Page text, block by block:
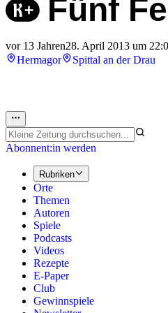
Fünf
vor 13 Jahren28. April 2013 um
Hermagor
Spittal an der Drau
Abonnent:in werden
Rubriken
Orte
Themen
Autoren
Spiele
Podcasts
Videos
Rezepte
E-Paper
Club
Gewinnspiele